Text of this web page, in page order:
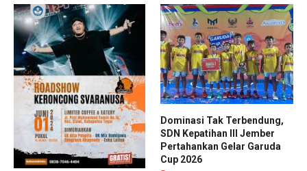
Dominasi Tak Terbendung,
SDN Kepatihan III Jember
Pertahankan Gelar Garuda
Cup 2026